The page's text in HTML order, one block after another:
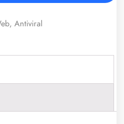
, Antiviral